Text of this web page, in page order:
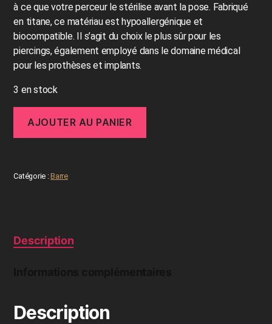
à ce que votre perceur le stérilise avant la pose. Fabriqué
en titane, ce matériau est hypoallergénique et
biocompatible. Il s’agit du choix le plus sûr pour les
piercings, également employé dans le domaine médical
pour les prothèses et implants.
3 en stock
AJOUTER AU PANIER
Catégorie :Barre
Description
Description